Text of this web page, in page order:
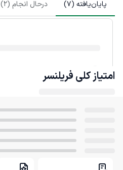
پایان‌یافته (7
) درحال انجام (2
)
امتیاز کلی فریلنسر